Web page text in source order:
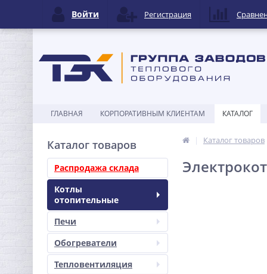
ГЛАВНАЯ КОРПОРАТИВНЫМ КЛИЕНТАМ КАТАЛОГ
Каталог товаров
Распродажа склада
Котлы
отопительные
Печи
Обогреватели
Тепловентиляция
Каталог товаров
Войти Регистрация